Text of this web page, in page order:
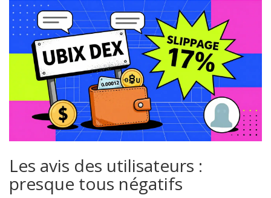
Les avis des utilisateurs :
presque tous négatifs